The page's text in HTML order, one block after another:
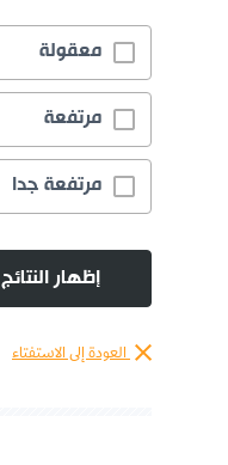
معقولة
مرتفعة
مرتفعة جدا
إظهار النتائج
العودة إلى الاستفتاء